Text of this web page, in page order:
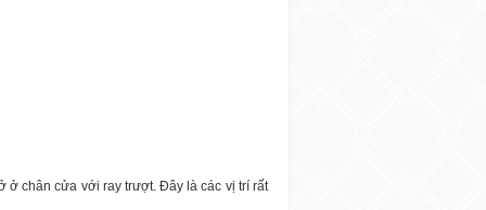
ở chân cửa với ray trượt. Đây là các vị trí rất